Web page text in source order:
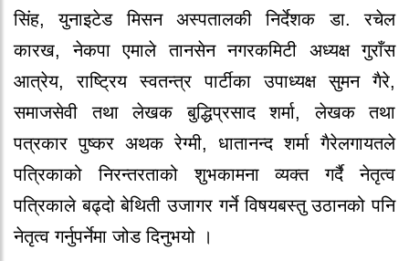
सिंह, युनाइटेड मिसन अस्पतालकी निर्देशक डा. रचेल
कारख, नेकपा एमाले तानसेन नगरकमिटी अध्यक्ष गुराँस
आत्रेय, राष्ट्रिय स्वतन्त्र पार्टीका उपाध्यक्ष सुमन गैरे,
समाजसेवी तथा लेखक बुद्धिप्रसाद शर्मा, लेखक तथा
पत्रकार पुष्कर अथक रेग्मी, धातानन्द शर्मा गैरेलगायतले
पत्रिकाको निरन्तरताको शुभकामना व्यक्त गर्दै नेतृत्व
पत्रिकाले बढ्दो बेथिती उजागर गर्ने विषयबस्तु उठानको पनि
नेतृत्व गर्नुपर्नेमा जोड दिनुभयो ।